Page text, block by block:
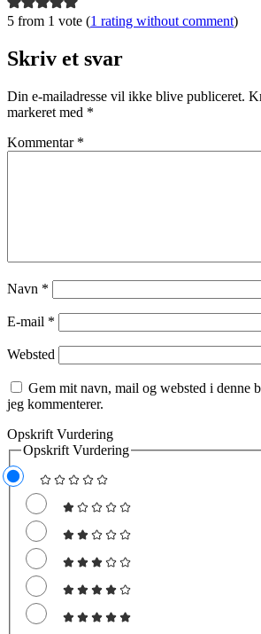
5 from 1 vote (1 rating without comment)
Skriv et svar
Din e-mailadresse vil ikke blive publiceret.
markeret med *
Kommentar *
Navn *
E-mail *
Websted
Gem mit navn, mail og websted i denne
jeg kommenterer.
Opskrift Vurdering
Opskrift Vurdering